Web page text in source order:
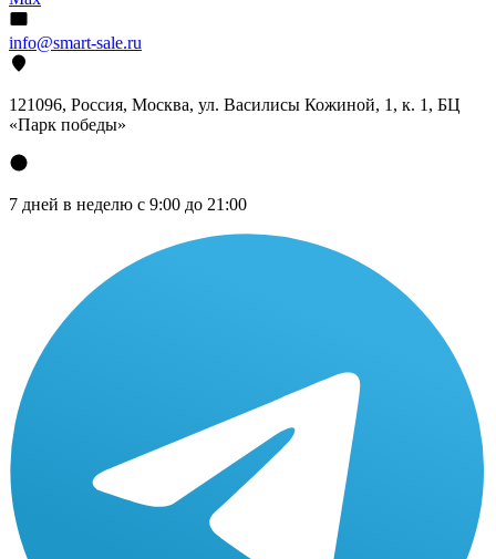
info@smart-sale.ru
121096, Россия, Москва, ул. Василисы Кожиной, 1, к. 1, БЦ
«Парк победы»
7 дней в неделю с 9:00 до 21:00